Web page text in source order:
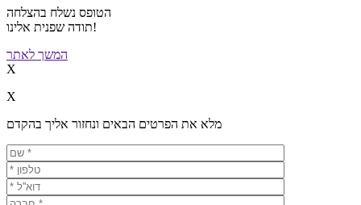
הטופס נשלח בהצלחה
תודה שפנית אלינו!
המשך לאתר
X
X
מלא את הפרטים הבאים ונחזור אליך בהקדם